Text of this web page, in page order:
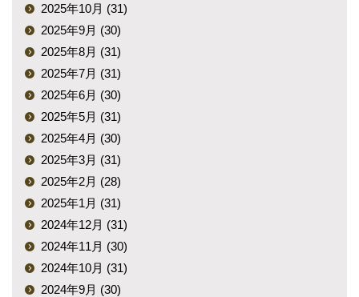
2025年10月 (31)
2025年9月 (30)
2025年8月 (31)
2025年7月 (31)
2025年6月 (30)
2025年5月 (31)
2025年4月 (30)
2025年3月 (31)
2025年2月 (28)
2025年1月 (31)
2024年12月 (31)
2024年11月 (30)
2024年10月 (31)
2024年9月 (30)